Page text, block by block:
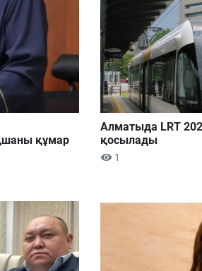
құмар
Алматыда LRT
қосылады
1